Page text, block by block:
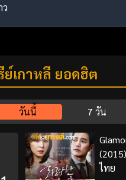
ย์เกาหลี ยอดฮิต
วันนี้ 7 วัน
ไทย